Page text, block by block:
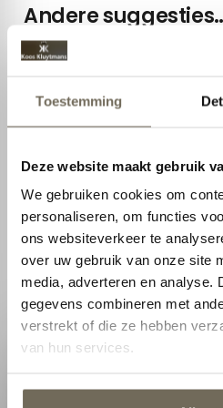
Toestemming
Deze website maakt gebruik
We gebruiken cookies om
personaliseren, om functies
ons websiteverkeer te
over uw gebruik van onze site
media, adverteren en analyse.
gegevens combineren met
verstrekt of die ze hebben
van hun services.
Andere
Tempur Prima SmartCool klassiek
hoofdkussen
€
Neem contact